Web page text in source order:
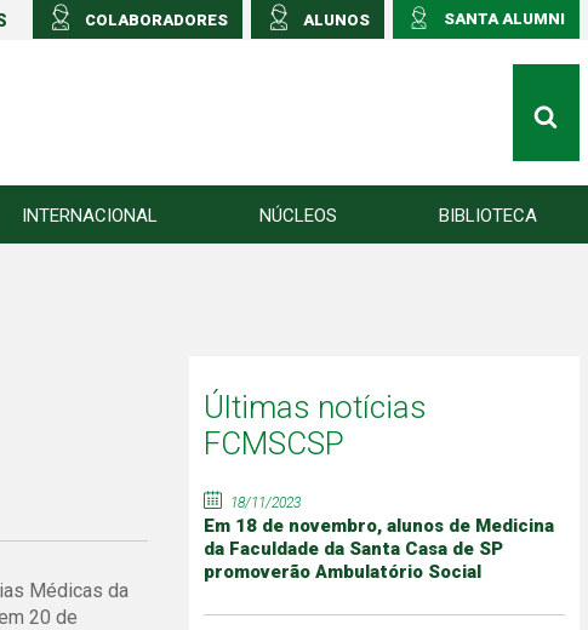
SANTA ALUMNI
ALUNOS
COLABORADORES
INTERNACIONAL NÚCLEOS BIBLIOTECA
Médicas da
20 de
Últimas notícias
FCMSCSP
18/11/2023
Em 18 de novembro, alunos de Medicina
da Faculdade da Santa Casa de SP
promoverão Ambulatório Social